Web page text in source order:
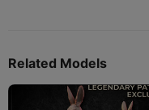
Related Models